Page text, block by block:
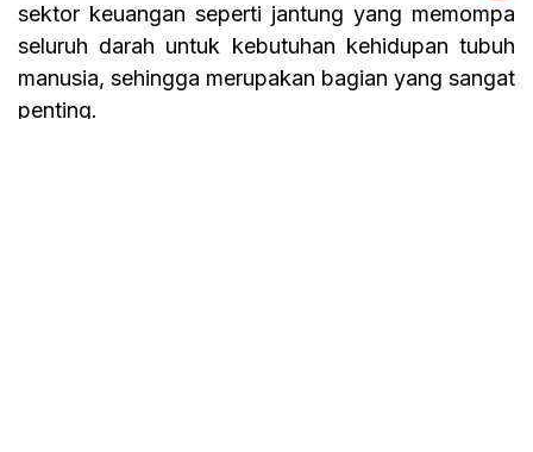
sektor keuangan seperti jantung yang memompa
seluruh darah untuk kebutuhan kehidupan tubuh
manusia, sehingga merupakan bagian yang sangat
penting.